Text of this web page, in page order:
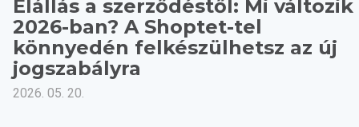
Elállás a szerződéstől: Mi változik
2026-ban? A Shoptet-tel
könnyedén felkészülhetsz az új
jogszabályra
2026. 05. 20.